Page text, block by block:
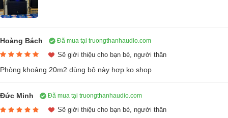
Còn hàng
12.000.000₫
15.000.000₫
-20%
Đặc điểm nổi bật
Trang bị loa tần số cao dạng nén với vòm loa bằng hợp kim
Hoàng Bách Đã mua tại truongthanhaudio.com
Sẽ giới thiệu cho bạn bè, người thân
Phòng khoảng 20m2 dùng bộ này hợp ko shop
Đức Minh Đã mua tại truongthanhaudio.com
Sẽ giới thiệu cho bạn bè, người thân